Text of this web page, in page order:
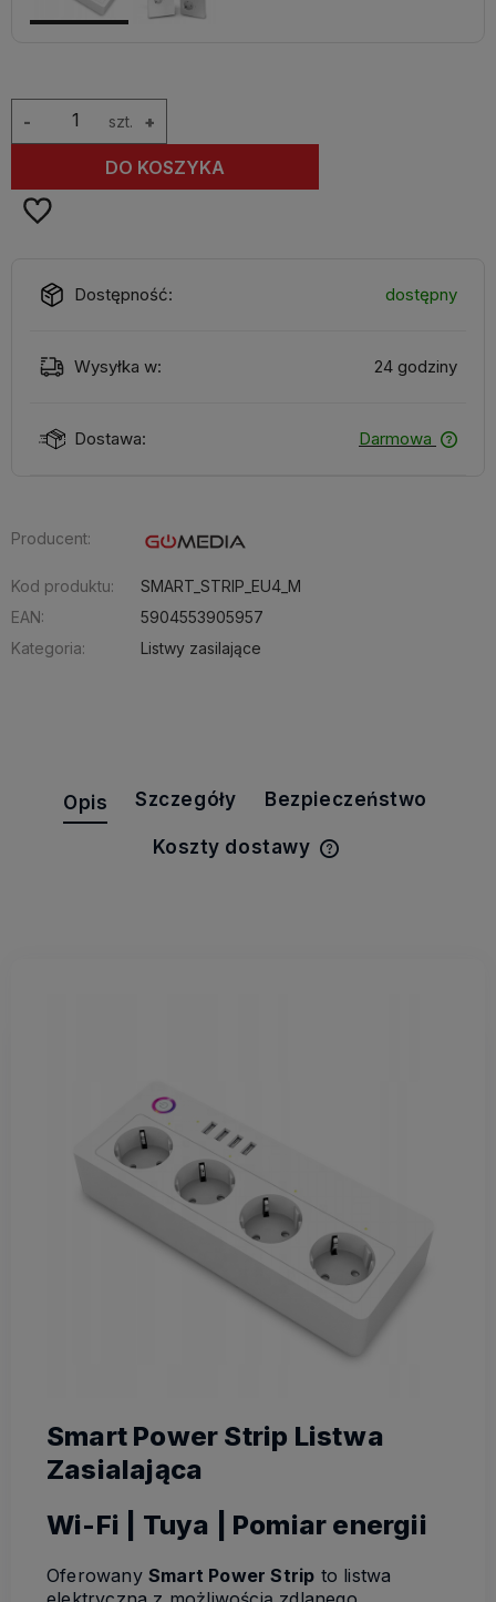
szt. +
-
DO KOSZYKA
Dostępność: dostępny
Wysyłka w: 24 godziny
Dostawa: Darmowa
Producent:
Kod produktu:
SMART_STRIP_EU4_M
EAN:
5904553905957
Kategoria:
Listwy zasilające
Opis Szczegóły Bezpieczeństwo
Koszty dostawy
Smart Power Strip Listwa
Zasialająca
Wi-Fi | Tuya | Pomiar energii
Oferowany Smart Power Strip to listwa